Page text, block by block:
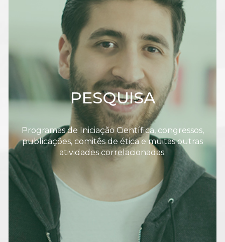
PESQUISA
Programas de Iniciação Científica, congressos,
publicações, comitês de ética e muitas outras
atividades correlacionadas.